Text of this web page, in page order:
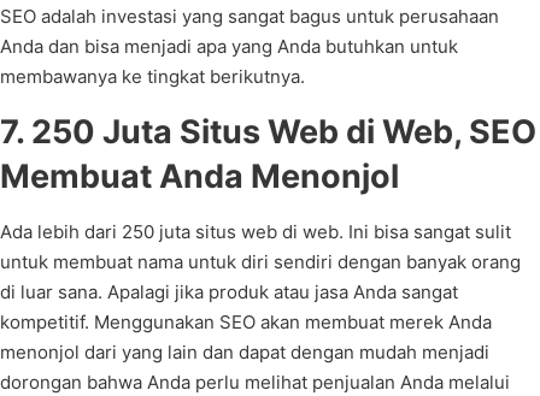
SEO adalah investasi yang sangat bagus untuk perusahaan
Anda dan bisa menjadi apa yang Anda butuhkan untuk
membawanya ke tingkat berikutnya.
7. 250 Juta Situs Web di Web, SEO
Membuat Anda Menonjol
Ada lebih dari 250 juta situs web di web. Ini bisa sangat sulit
untuk membuat nama untuk diri sendiri dengan banyak orang
di luar sana. Apalagi jika produk atau jasa Anda sangat
kompetitif. Menggunakan SEO akan membuat merek Anda
menonjol dari yang lain dan dapat dengan mudah menjadi
dorongan bahwa Anda perlu melihat penjualan Anda melalui